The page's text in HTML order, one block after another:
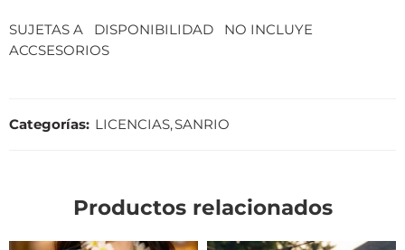
SUJETAS A DISPONIBILIDAD NO INCLUYE
ACCSESORIOS
Categorías: LICENCIAS,SANRIO
Productos relacionados